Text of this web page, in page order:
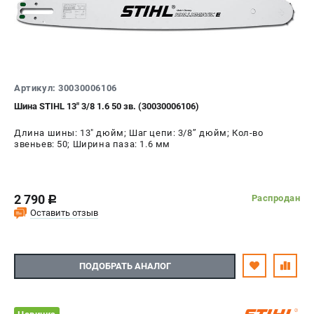
Артикул: 30030006106
Шина STIHL 13" 3/8 1.6 50 зв. (30030006106)
Длина шины: 13" дюйм; Шаг цепи: 3/8’’ дюйм; Кол-во
звеньев: 50; Ширина паза: 1.6 мм
2 790 c
Распродан
Оставить отзыв
ПОДОБРАТЬ АНАЛОГ